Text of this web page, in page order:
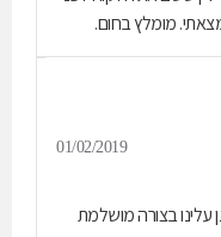
מומלץ בחום.
01/02/2019
עלינו בצורה מושלמת